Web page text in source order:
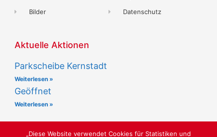
Bilder Datenschutz
Aktuelle Aktionen
Parkscheibe Kernstadt
Weiterlesen »
Geöffnet
Weiterlesen »
„Diese Website verwendet Cookies für Statistiken und